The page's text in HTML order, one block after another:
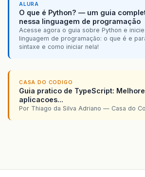
ALURA
O que é Python? — um guia
nessa linguagem de programação
Acesse agora o guia sobre Python e
linguagem de programação: o que é e
sintaxe e como iniciar nela!
CASA DO CODIGO
Guia pratico de TypeScript:
aplicacoes...
Por Thiago da Silva Adriano — Casa do